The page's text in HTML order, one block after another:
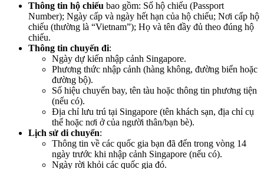
Thông tin hộ chiếu bao gồm: Số hộ chiếu (Passport
Number); Ngày cấp và ngày hết hạn của hộ chiếu; Nơi cấp hộ
chiếu (thường là “Vietnam”); Họ và tên đầy đủ theo đúng hộ
chiếu.
Thông tin chuyến đi:
Ngày dự kiến nhập cảnh Singapore.
Phương thức nhập cảnh (hàng không, đường biển hoặc
đường bộ).
Số hiệu chuyến bay, tên tàu hoặc thông tin phương tiện
(nếu có).
Địa chỉ lưu trú tại Singapore (tên khách sạn, địa chỉ cụ
thể hoặc nơi ở của người thân/bạn bè).
Lịch sử di chuyển:
Thông tin về các quốc gia bạn đã đến trong vòng 14
ngày trước khi nhập cảnh Singapore (nếu có).
Ngày rời khỏi các quốc gia đó.